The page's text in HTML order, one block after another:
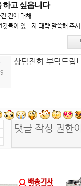
하고 싶읍니다
건에 대해
들이 있는지 대략 말씀해 주
상담전화 부탁드립